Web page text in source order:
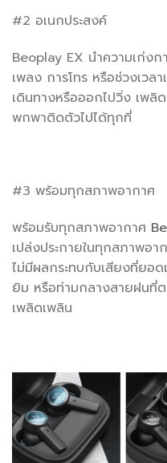
#2 อเนกประสงค์
Beoplay EX นำความเก่งก
เพลง การโทร หรือช่วงเว
เดินทางหรือออกไปวิ่ง เพ
พกพาติดตัวไปได้ทุกที่
#3 พร้อมทุกสภาพอากาศ
พร้อมรับทุกสภาพอากาศ
เปล่งประกายในทุกสภาพอ
ไม่มีผลกระทบกับเสียงที่ยอ
ยิม หรือท่ามกลางสายฝนที่
เพลิดเพลิน